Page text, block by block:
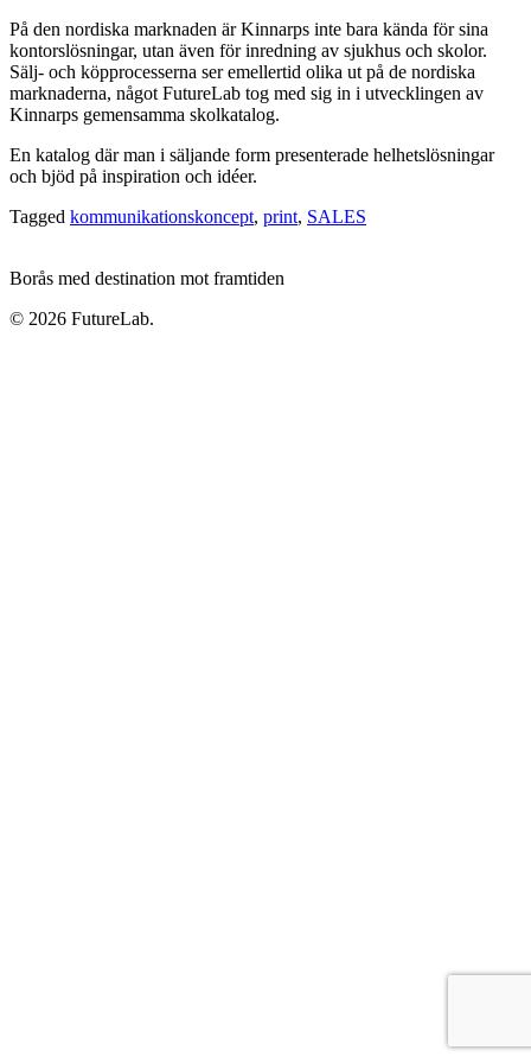
På den nordiska marknaden är Kinnarps inte bara kända för sina
kontorslösningar, utan även för inredning av sjukhus och skolor.
Sälj- och köpprocesserna ser emellertid olika ut på de nordiska
marknaderna, något FutureLab tog med sig in i utvecklingen av
Kinnarps gemensamma skolkatalog.
En katalog där man i säljande form presenterade helhetslösningar
och bjöd på inspiration och idéer.
Tagged kommunikationskoncept, print, SALES
Borås med destination mot framtiden
© 2026 FutureLab.